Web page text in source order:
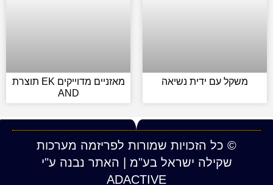
משקל עם ידית נשיאה
מאזניים מדוייקים EK תוצרת
AND
© כל הזכויות שמורות לפריזמה מערכות
שקילה ישראל בע"מ | האתר נבנה ע"י
ADACTIVE